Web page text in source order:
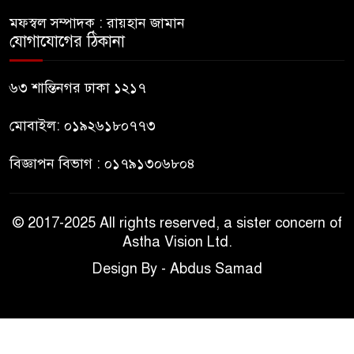
সাকিব আল হাসানের বাড়িতে বোমা
৯
সম্পর্কে নতুন মেরুকরণ?
১০
মফস্বল সম্পাদক : রায়হান জামান
যোগাযোগের ঠিকানা
৬৩ শান্তিনগর ঢাকা ১২১৭
মোবাইল: ০১৯২৬১৮০৭৭৩
বিজ্ঞাপন বিভাগ : ০১৭৯১৩০৬৮০৪
© 2017-2025 All rights reserved, a sister concern of
Astha Vision Ltd.
Design By - Abdus Samad